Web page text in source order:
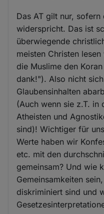
Das AT gilt nur, sofern
widerspricht. Das ist
überwiegende
meisten Christen
die Muslime den
dank!"). Also nicht
Glaubensinhalten
(Auch wenn sie z.T. in
Atheisten und
sind)! Wichtiger für
Werte haben wir
etc. mit den
gemeinsam? Und wie
Gemeinsamkeiten
diskriminiert sind und